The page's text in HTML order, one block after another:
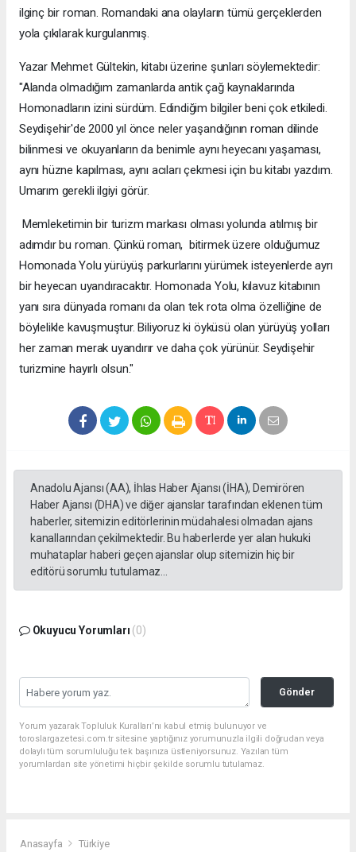
ilginç bir roman. Romandaki ana olayların tümü gerçeklerden
yola çıkılarak kurgulanmış.
Yazar Mehmet Gültekin, kitabı üzerine şunları söylemektedir:
"Alanda olmadığım zamanlarda antik çağ kaynaklarında
Homonadların izini sürdüm. Edindiğim bilgiler beni çok etkiledi.
Seydişehir'de 2000 yıl önce neler yaşandığının roman dilinde
bilinmesi ve okuyanların da benimle aynı heyecanı yaşaması,
aynı hüzne kapılması, aynı acıları çekmesi için bu kitabı yazdım.
Umarım gerekli ilgiyi görür.
Memleketimin bir turizm markası olması yolunda atılmış bir
adımdır bu roman. Çünkü roman, bitirmek üzere olduğumuz
Homonada Yolu yürüyüş parkurlarını yürümek isteyenlerde ayrı
bir heyecan uyandıracaktır. Homonada Yolu, kılavuz kitabının
yanı sıra dünyada romanı da olan tek rota olma özelliğine de
böylelikle kavuşmuştur. Biliyoruz ki öyküsü olan yürüyüş yolları
her zaman merak uyandırır ve daha çok yürünür. Seydişehir
turizmine hayırlı olsun."
Anadolu Ajansı (AA), İhlas Haber Ajansı (İHA), Demirören
Haber Ajansı (DHA) ve diğer ajanslar tarafından eklenen tüm
haberler, sitemizin editörlerinin müdahalesi olmadan ajans
kanallarından çekilmektedir. Bu haberlerde yer alan hukuki
muhataplar haberi geçen ajanslar olup sitemizin hiç bir
editörü sorumlu tutulamaz...
Okuyucu Yorumları (0)
Gönder
Yorum yazarak Topluluk Kuralları’nı kabul etmiş bulunuyor ve
toroslargazetesi.com.tr sitesine yaptığınız yorumunuzla ilgili doğrudan veya
dolaylı tüm sorumluluğu tek başınıza üstleniyorsunuz. Yazılan tüm
yorumlardan site yönetimi hiçbir şekilde sorumlu tutulamaz.
Anasayfa Türkiye